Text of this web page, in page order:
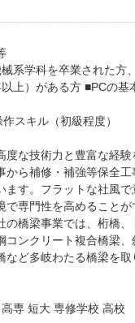
械系学科を卒業された方
上）がある方 ■PCの基
スキル（初級程度）
度な技術力と豊富な経験
から補修・補強等保全
ます。フラットな社風
で専門性を高めること
の橋梁事業では、桁橋
コンクリート複合橋梁
など多岐わたる橋梁を取
専 短大 専修学校 高校